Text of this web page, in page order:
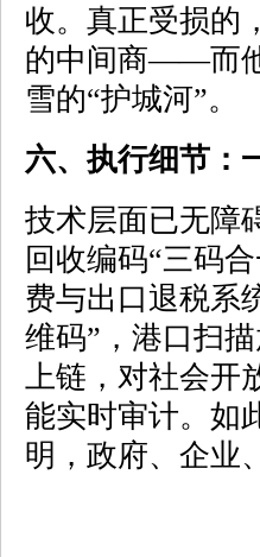
收。真正受损的
的中间商——而
雪的“护城河”。
六、执行细节：
技术层面已无障
回收编码“三码
费与出口退税系
维码”，港口扫
上链，对社会开
能实时审计。如
明，政府、企业